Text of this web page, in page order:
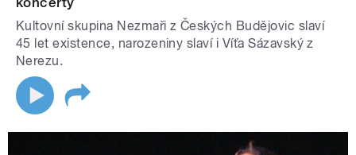
Kultovní skupina Nezmaři z Českých Budějovic slaví
45 let existence, narozeniny slaví i Víťa Sázavský z
Nerezu.